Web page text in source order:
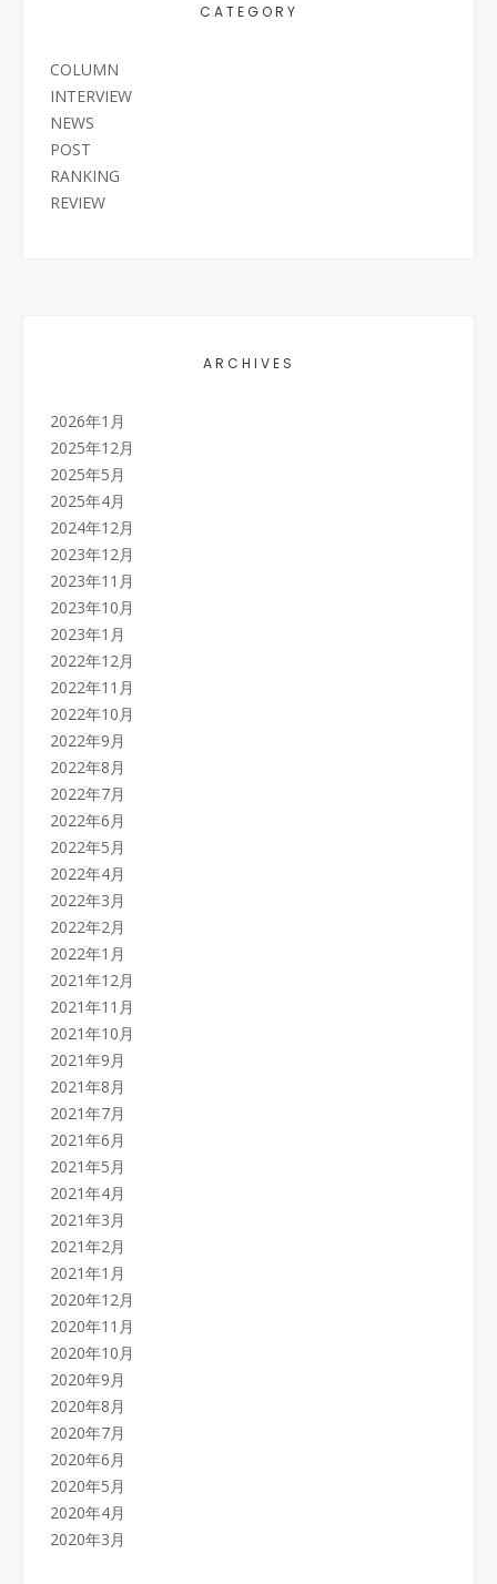
CATEGORY
COLUMN
INTERVIEW
NEWS
POST
RANKING
REVIEW
ARCHIVES
2026年1月
2025年12月
2025年5月
2025年4月
2024年12月
2023年12月
2023年11月
2023年10月
2023年1月
2022年12月
2022年11月
2022年10月
2022年9月
2022年8月
2022年7月
2022年6月
2022年5月
2022年4月
2022年3月
2022年2月
2022年1月
2021年12月
2021年11月
2021年10月
2021年9月
2021年8月
2021年7月
2021年6月
2021年5月
2021年4月
2021年3月
2021年2月
2021年1月
2020年12月
2020年11月
2020年10月
2020年9月
2020年8月
2020年7月
2020年6月
2020年5月
2020年4月
2020年3月